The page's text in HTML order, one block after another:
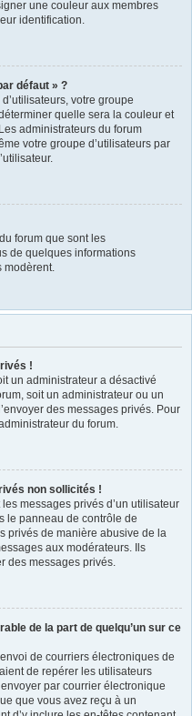
une couleur aux membres
identification.
défaut » ?
votre groupe
quelle sera la couleur et
administrateurs du forum
votre groupe d’utilisateurs par
forum que sont les
de quelques informations
modèrent.
!
un administrateur a désactivé
soit un administrateur ou un
des messages privés. Pour
du forum.
non sollicités !
messages privés d’un utilisateur
le panneau de contrôle de
privés de manière abusive de la
aux modérateurs. Ils
des messages privés.
de la part de quelqu’un sur ce
de courriers électroniques de
de repérer les utilisateurs
par courrier électronique
que vous avez reçu à un